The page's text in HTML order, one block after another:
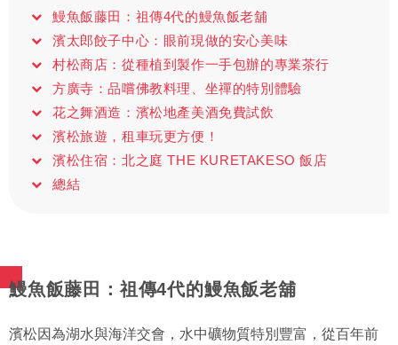
鰻魚飯藤田：祖傳4代的鰻魚飯老舖
濱太郎餃子中心：眼前現做的安心美味
村松商店：從種植到製作一手包辦的專業茶行
方廣寺：品嚐佛教料理、坐禪的特別體驗
花之舞酒造：濱松地產美酒免費試飲
濱松旅遊，租車玩更方便！
濱松住宿：北之庭 THE KURETAKESO 飯店
總結
鰻魚飯藤田：祖傳4代的鰻魚飯老舖
濱松因為湖水與海洋交會，水中礦物質特別豐富，從百年前